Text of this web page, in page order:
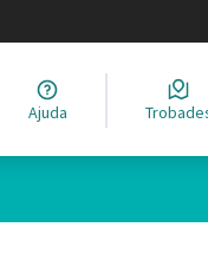
Elegir el idioma
Ajuda